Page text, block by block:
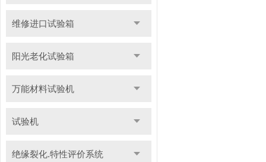
维修进口试验箱
阳光老化试验箱
万能材料试验机
试验机
绝缘裂化.特性评价系统